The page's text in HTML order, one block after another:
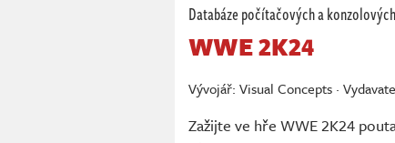
Databáze počítačových a
WWE 2K24
Vývojář: Visual Concepts ·
Zažijte ve hře WWE 2K24